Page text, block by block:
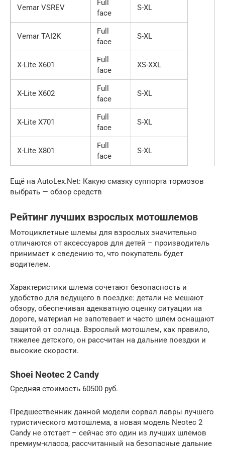
Vemar VSREV
Full
face
S-XL
Vemar TAI2K
Full
face
S-XL
X-Lite X601
Full
face
XS-XXL
X-Lite X602
Full
face
S-XL
X-Lite X701
Full
face
S-XL
X-Lite X801
Full
face
S-XL
Ещё на AutoLex.Net: Какую смазку суппорта тормозов
выбрать — обзор средств
Рейтинг лучших взрослых мотошлемов
Мотоциклетные шлемы для взрослых значительно
отличаются от аксессуаров для детей – производитель
принимает к сведению то, что покупатель будет
водителем.
Характеристики шлема сочетают безопасность и
удобство для ведущего в поездке: детали не мешают
обзору, обеспечивая адекватную оценку ситуации на
дороге, материал не запотевает и часто шлем оснащают
защитой от солнца. Взрослый мотошлем, как правило,
тяжелее детского, он рассчитан на дальние поездки и
высокие скорости.
Shoei Neotec 2 Candy
Средняя стоимость 60500 руб.
Предшественник данной модели сорвал лавры лучшего
туристического мотошлема, а новая модель Neotec 2
Candy не отстает – сейчас это один из лучших шлемов
премиум-класса, рассчитанный на безопасные дальние